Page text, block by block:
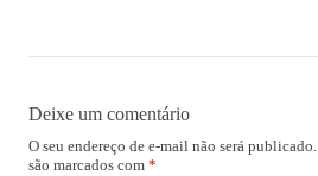
Deixe um comentário
O seu endereço de e-mail não será publicado.
são marcados com *